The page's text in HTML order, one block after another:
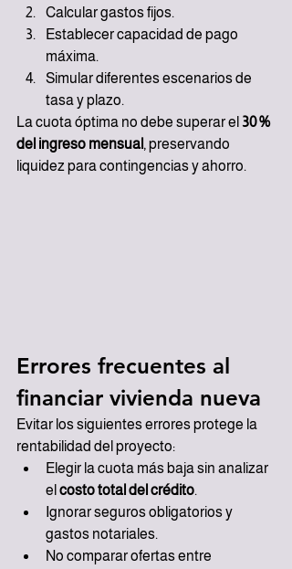
Calcular gastos fijos.
Establecer capacidad de pago
máxima.
Simular diferentes escenarios de
tasa y plazo.
La cuota óptima no debe superar el 30 %
del ingreso mensual , preservando
liquidez para contingencias y ahorro.
Errores frecuentes al
financiar vivienda nueva
Evitar los siguientes errores protege la
rentabilidad del proyecto:
Elegir la cuota más baja sin analizar
el costo total del crédito.
Ignorar seguros obligatorios y
gastos notariales.
No comparar ofertas entre